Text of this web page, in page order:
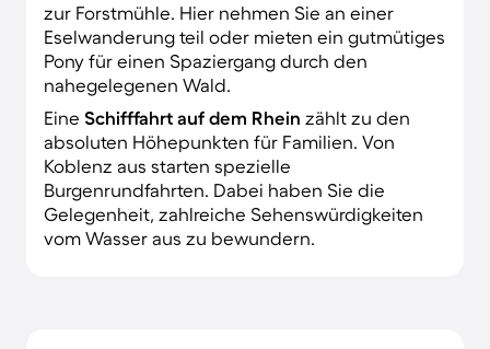
zur Forstmühle. Hier nehmen Sie an einer
Eselwanderung teil oder mieten ein gutmütiges
Pony für einen Spaziergang durch den
nahegelegenen Wald.
Eine Schifffahrt auf dem Rhein zählt zu den
absoluten Höhepunkten für Familien. Von
Koblenz aus starten spezielle
Burgenrundfahrten. Dabei haben Sie die
Gelegenheit, zahlreiche Sehenswürdigkeiten
vom Wasser aus zu bewundern.